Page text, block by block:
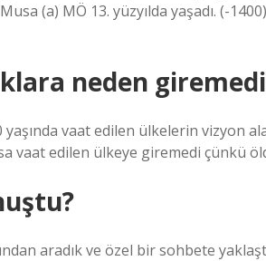
(a) MÖ 13. yüzyılda yaşadı. (-
neden
vaat edilen ülkelerin vizyon
vaat edilen ülkeye giremedi çünkü
aradık ve özel bir sohbete